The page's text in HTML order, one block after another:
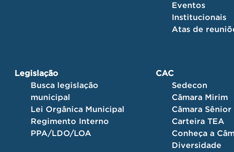
Eventos
Institucionais
Atas de
Legislação
Busca legislação
municipal
Lei Orgânica Municipal
Regimento Interno
PPA/LDO/LOA
CAC
Sedecon
Câmara Mirim
Câmara Sênior
Carteira TEA
Conheça a
Diversidade